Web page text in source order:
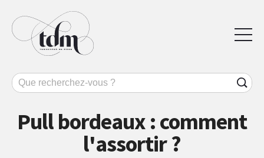
Pull bordeaux : comment
l'assortir ?